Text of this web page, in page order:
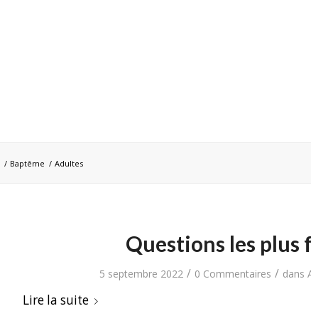
/ Baptême / Adultes
Questions les plus
5 septembre 2022 / 0 Commentaires / dans
Lire la suite